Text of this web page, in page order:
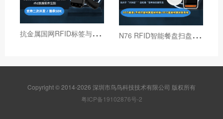
抗
金属国网RFID标签与国网RFID读写器厂家 N
76 RFID智能餐盘扫盘机 火锅店RFID智能结算机
Copyright © 2014-2026 深圳市鸟鸟科技技术有限公司 版权所有
粤ICP备19102876号-2